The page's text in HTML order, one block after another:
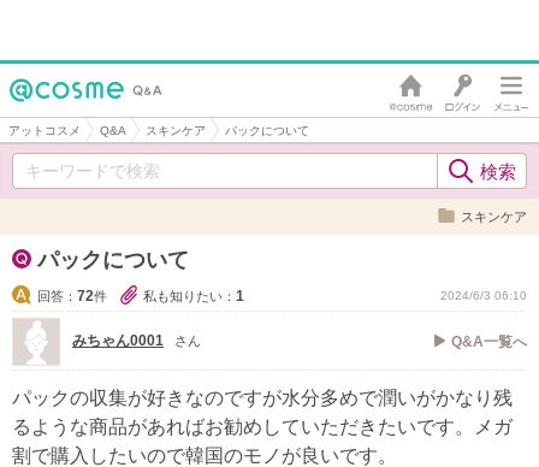
アットコスメ Q&A スキンケア パックについて
スキンケア
パックについて
回答： 72件 私も知りたい： 1 2024/6/3 06:10
みちゃん0001 さん Q&A一覧へ
パックの収集が好きなのですが水分多めで潤いがかなり残
るような商品があればお勧めしていただきたいです。メガ
割で購入したいので韓国のモノが良いです。